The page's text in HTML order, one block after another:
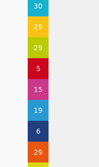
30
29
29
5
15
19
6
29